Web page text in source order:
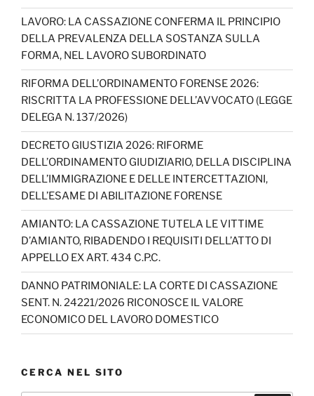
LAVORO: LA CASSAZIONE CONFERMA IL PRINCIPIO
DELLA PREVALENZA DELLA SOSTANZA SULLA
FORMA, NEL LAVORO SUBORDINATO
RIFORMA DELL’ORDINAMENTO FORENSE 2026:
RISCRITTA LA PROFESSIONE DELL’AVVOCATO (LEGGE
DELEGA N. 137/2026)
DECRETO GIUSTIZIA 2026: RIFORME
DELL’ORDINAMENTO GIUDIZIARIO, DELLA DISCIPLINA
DELL’IMMIGRAZIONE E DELLE INTERCETTAZIONI,
DELL’ESAME DI ABILITAZIONE FORENSE
AMIANTO: LA CASSAZIONE TUTELA LE VITTIME
D’AMIANTO, RIBADENDO I REQUISITI DELL’ATTO DI
APPELLO EX ART. 434 C.P.C.
DANNO PATRIMONIALE: LA CORTE DI CASSAZIONE
SENT. N. 24221/2026 RICONOSCE IL VALORE
ECONOMICO DEL LAVORO DOMESTICO
CERCA NEL SITO